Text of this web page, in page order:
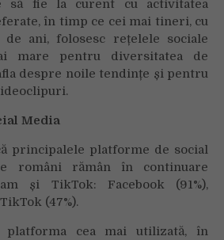
să fie la curent cu activitatea
în timp ce cei mai tineri, cu
ani, folosesc rețelele sociale
mare pentru diversitatea de
despre noile tendințe și pentru
Media
principalele platforme de social
români rămân în continuare
și TikTok: Facebook (91%),
(47%).
platforma cea mai utilizată, în